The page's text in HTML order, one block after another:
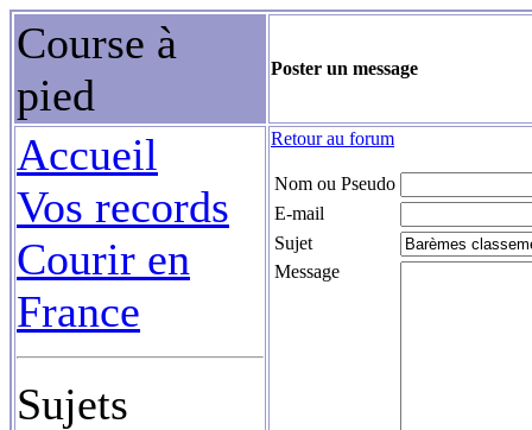
Course à
pied
Poster un message
Accueil
Vos records
Courir en
France
Sujets
Retour au forum
Nom ou Pseudo
E-mail
Sujet
Message